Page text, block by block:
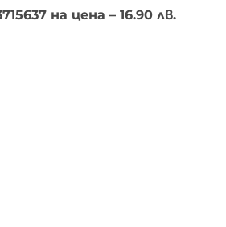
на цена – 16.90 лв.